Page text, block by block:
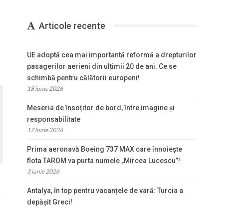
Articole recente
UE adoptă cea mai importantă reformă a drepturilor
pasagerilor aerieni din ultimii 20 de ani. Ce se
schimbă pentru călătorii europeni!
18 iunie 2026
Meseria de însoțitor de bord, între imagine și
responsabilitate
17 iunie 2026
Prima aeronavă Boeing 737 MAX care înnoiește
flota TAROM va purta numele „Mircea Lucescu”!
3 iunie 2026
Antalya, în top pentru vacanțele de vară: Turcia a
depășit Greci!